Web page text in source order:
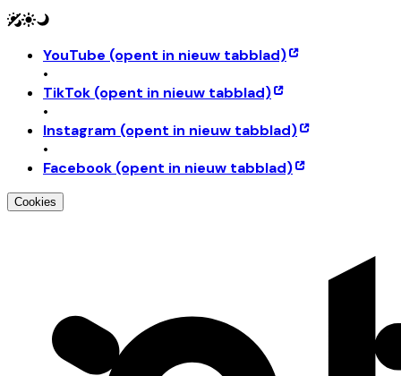
YouTube (opent in nieuw tabblad)
•
TikTok (opent in nieuw tabblad)
•
Instagram (opent in nieuw tabblad)
•
Facebook (opent in nieuw tabblad)
Cookies